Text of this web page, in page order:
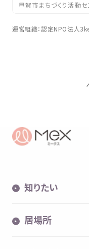
甲賀市まちづくり活動
運営組織：認定NPO法人
知りたい
居場所